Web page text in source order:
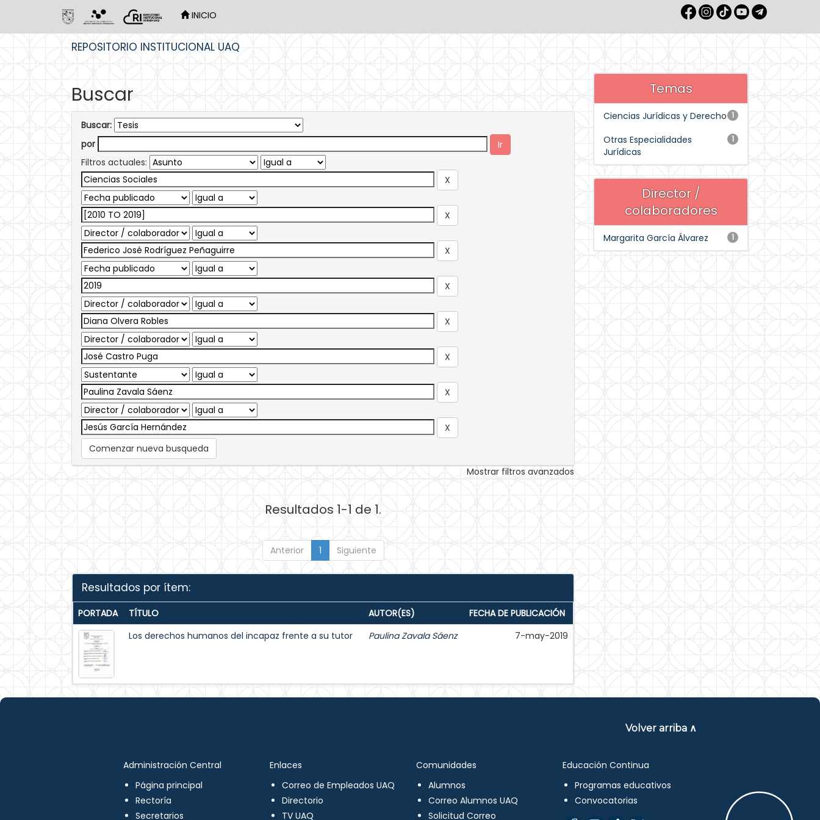
INICIO
REPOSITORIO INSTITUCIONAL UAQ
Buscar
Buscar:
por
Filtros actuales:
Comenzar nueva busqueda
Mostrar filtros avanzados
Resultados 1-1 de 1.
Anterior 1 Siguiente
Resultados por ítem:
PORTADA TÍTULO AUTOR(ES)
FECHA DE PUBLICACIÓN
Los derechos humanos del incapaz frente a su tutor
Paulina Zavala Sáenz 7-may-2019
Temas
1
Ciencias Jurídicas y Derecho
1
Otras Especialidades
Jurídicas
Director /
colaboradores
1
Margarita García Álvarez
Volver arriba ∧
Administración Central
Página principal
Rectoría
Secretarios
Enlaces
Correo de Empleados UAQ
Directorio
TV UAQ
Comunidades
Alumnos
Correo Alumnos UAQ
Solicitud Correo
Educación Continua
Programas educativos
Convocatorias